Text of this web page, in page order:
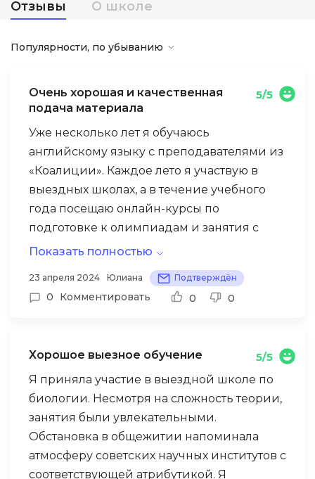
Отзывы О школе
Популярности, по убыванию
Очень хорошая и качественная
подача материала
5/5
Уже несколько лет я обучаюсь
английскому языку с преподавателями из
«Коалиции». Каждое лето я участвую в
выездных школах, а в течение учебного
года посещаю онлайн-курсы по
подготовке к олимпиадам и занятия с
носителем языка. Здесь я нашел лучших
профессионалы в своей области, но и
замечательные люди. За время обучения
выездных школах. Мои успехи —
призовые места на олимпиадах прошлого
года (например, на КФУ и Формуле
единства), а также выход в региональный
этап Всероссийской олимпиады
школьников в этом году. Хочу выразить
огромную благодарность Марине
Также хочу поблагодарить «Коалицию» за
то, что я нашел здесь лучших
Мы заранее планируем встречи на
ждем этого момента. Это действительно
Показать полностью
23 апреля 2024 Юлиана Подтверждён
0 Комментировать 0 0
Хорошое выезное обучение
5/5
Я приняла участие в выездной школе по
биологии. Несмотря на сложность теории,
занятия были увлекательными.
Обстановка в общежитии напоминала
атмосферу советских научных институтов с
соответствующей атрибутикой. Я
Акции и промокоды